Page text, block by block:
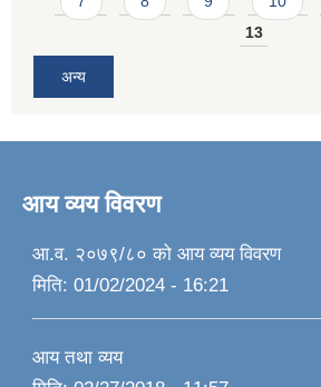
13
अन्य
आय व्यय विवरण
आ.व. २०७९/८० को आय व्यय विवरण
मिति: 01/02/2024 - 16:21
आय तथा व्यय